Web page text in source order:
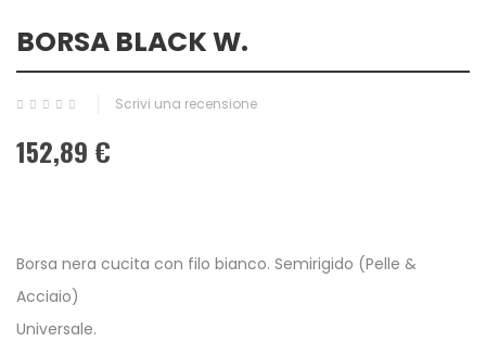
BORSA BLACK W.
Scrivi una recensione
152,89 €
Borsa nera cucita con filo bianco. Semirigido (Pelle &
Acciaio)
Universale.